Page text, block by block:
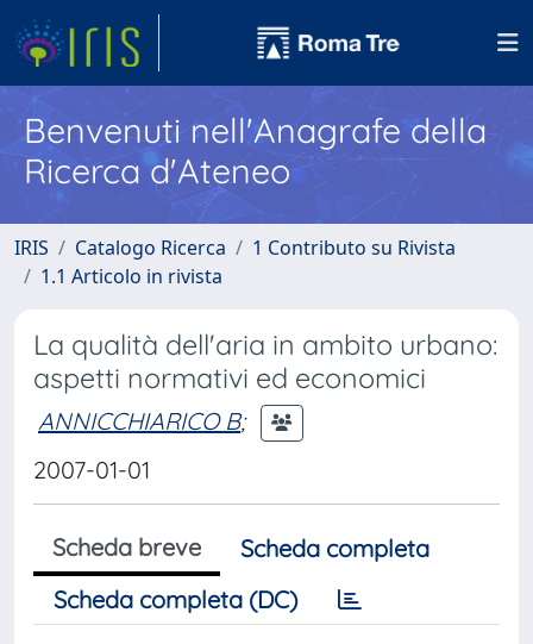
Benvenuti nell'Anagrafe della
Ricerca d'Ateneo
IRIS Catalogo Ricerca
1 Contributo su Rivista
1.1 Articolo in rivista
La qualità dell'aria in ambito urbano:
aspetti normativi ed economici
ANNICCHIARICO B;
2007-01-01
Scheda breve
Scheda completa
Scheda completa (DC)